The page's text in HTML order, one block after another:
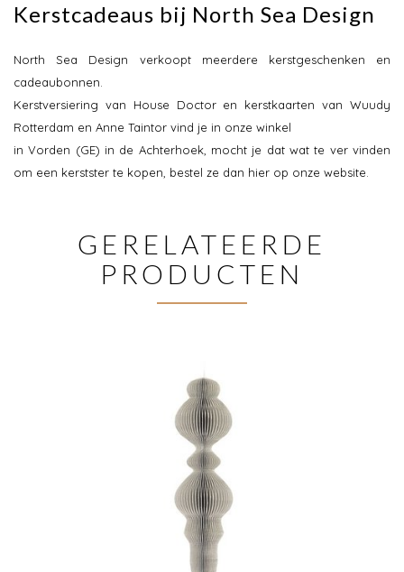
Kerstcadeaus bij North Sea Design
North Sea Design verkoopt meerdere kerstgeschenken en
cadeaubonnen.
Kerstversiering van House Doctor en kerstkaarten van Wuudy
Rotterdam en Anne Taintor vind je in onze winkel
in Vorden (GE) in de Achterhoek, mocht je dat wat te ver vinden
om een kerstster te kopen, bestel ze dan hier op onze website.
GERELATEERDE
PRODUCTEN